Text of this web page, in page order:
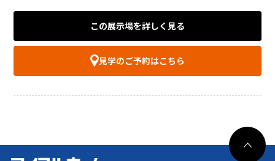
この展示場を詳しく見る
見学のご予約はこちら